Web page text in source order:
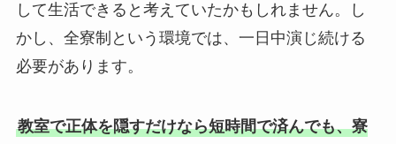
して生活できると考えていたかもしれません。し
かし、全寮制という環境では、一日中演じ続ける
必要があります。
教室で正体を隠すだけなら短時間で済んでも、寮